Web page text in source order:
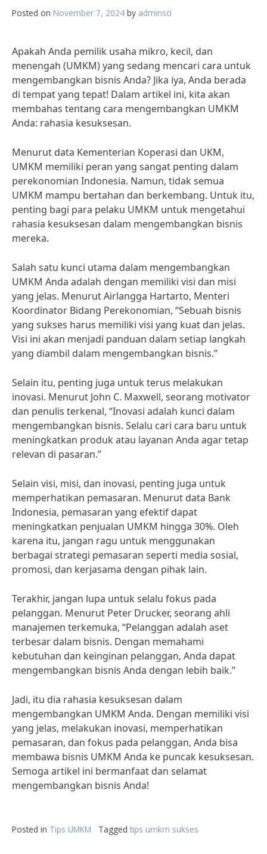
Posted on November 7, 2024 by adminsci
Apakah Anda pemilik usaha mikro, kecil, dan
menengah (UMKM) yang sedang mencari cara untuk
mengembangkan bisnis Anda? Jika iya, Anda berada
di tempat yang tepat! Dalam artikel ini, kita akan
membahas tentang cara mengembangkan UMKM
Anda: rahasia kesuksesan.
Menurut data Kementerian Koperasi dan UKM,
UMKM memiliki peran yang sangat penting dalam
perekonomian Indonesia. Namun, tidak semua
UMKM mampu bertahan dan berkembang. Untuk itu,
penting bagi para pelaku UMKM untuk mengetahui
rahasia kesuksesan dalam mengembangkan bisnis
mereka.
Salah satu kunci utama dalam mengembangkan
UMKM Anda adalah dengan memiliki visi dan misi
yang jelas. Menurut Airlangga Hartarto, Menteri
Koordinator Bidang Perekonomian, “Sebuah bisnis
yang sukses harus memiliki visi yang kuat dan jelas.
Visi ini akan menjadi panduan dalam setiap langkah
yang diambil dalam mengembangkan bisnis.”
Selain itu, penting juga untuk terus melakukan
inovasi. Menurut John C. Maxwell, seorang motivator
dan penulis terkenal, “Inovasi adalah kunci dalam
mengembangkan bisnis. Selalu cari cara baru untuk
meningkatkan produk atau layanan Anda agar tetap
relevan di pasaran.”
Selain visi, misi, dan inovasi, penting juga untuk
memperhatikan pemasaran. Menurut data Bank
Indonesia, pemasaran yang efektif dapat
meningkatkan penjualan UMKM hingga 30%. Oleh
karena itu, jangan ragu untuk menggunakan
berbagai strategi pemasaran seperti media sosial,
promosi, dan kerjasama dengan pihak lain.
Terakhir, jangan lupa untuk selalu fokus pada
pelanggan. Menurut Peter Drucker, seorang ahli
manajemen terkemuka, “Pelanggan adalah aset
terbesar dalam bisnis. Dengan memahami
kebutuhan dan keinginan pelanggan, Anda dapat
mengembangkan bisnis Anda dengan lebih baik.”
Jadi, itu dia rahasia kesuksesan dalam
mengembangkan UMKM Anda. Dengan memiliki visi
yang jelas, melakukan inovasi, memperhatikan
pemasaran, dan fokus pada pelanggan, Anda bisa
membawa bisnis UMKM Anda ke puncak kesuksesan.
Semoga artikel ini bermanfaat dan selamat
mengembangkan bisnis Anda!
Posted in Tips UMKM Tagged tips umkm sukses